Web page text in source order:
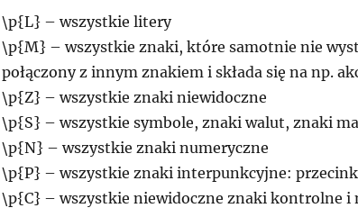
\p{L} – wszystkie litery
\p{M} – wszystkie znaki, które samotnie nie
połączony z innym znakiem i składa się na np.
\p{Z} – wszystkie znaki niewidoczne
\p{S} – wszystkie symbole, znaki walut, znaki
\p{N} – wszystkie znaki numeryczne
\p{P} – wszystkie znaki interpunkcyjne:
\p{C} – wszystkie niewidoczne znaki kontrolne i